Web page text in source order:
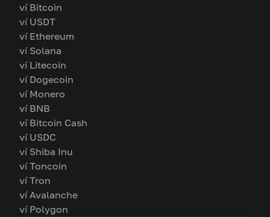
ví Bitcoin
ví USDT
ví Ethereum
ví Solana
ví Litecoin
ví Dogecoin
ví Monero
ví BNB
ví Bitcoin Cash
ví USDC
ví Shiba Inu
ví Toncoin
ví Tron
ví Avalanche
ví Polygon